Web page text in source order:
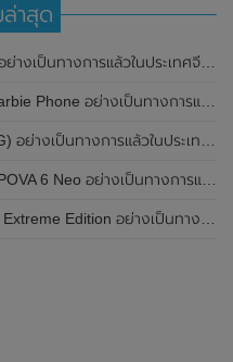
าสุด
ทนทาน และแบตเตอรี่สุดอึดขนาดใหญ่ 6,500mAh พร้อมรองรับการชาร์จไว 80W
างเป็นทางการแล้ว มาพร้อมธีมสีชมพูสดใส
เป็นทางการแล้วในประเทศอินเดีย
ทางการแล้วในประเทศไทย ในราคา 8,499 บาท
อย่างเป็นทางการแล้วในประเทศจีน